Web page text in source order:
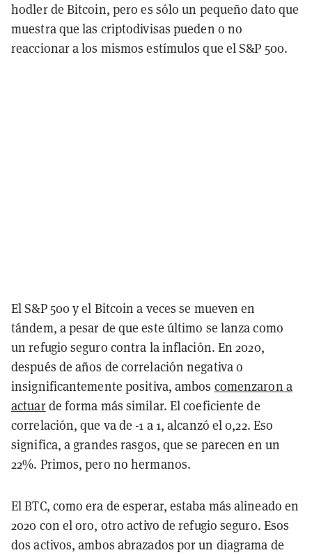
hodler de Bitcoin, pero es sólo un pequeño dato que
muestra que las criptodivisas pueden o no
reaccionar a los mismos estímulos que el S&P 500.
El S&P 500 y el Bitcoin a veces se mueven en
tándem, a pesar de que este último se lanza como
un refugio seguro contra la inflación. En 2020,
después de años de correlación negativa o
insignificantemente positiva, ambos comenzaron a
actuarde forma más similar. El coeficiente de
correlación, que va de -1 a 1, alcanzó el 0,22. Eso
significa, a grandes rasgos, que se parecen en un
22%. Primos, pero no hermanos.
El BTC, como era de esperar, estaba más alineado en
2020 con el oro, otro activo de refugio seguro. Esos
dos activos, ambos abrazados por un diagrama de